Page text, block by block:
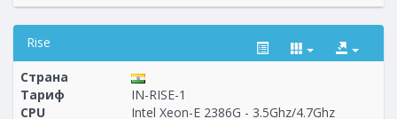
Rise
Страна
Тариф
IN-RISE-1
CPU
Intel Xeon-E 2386G - 3.5Ghz/4.7Ghz